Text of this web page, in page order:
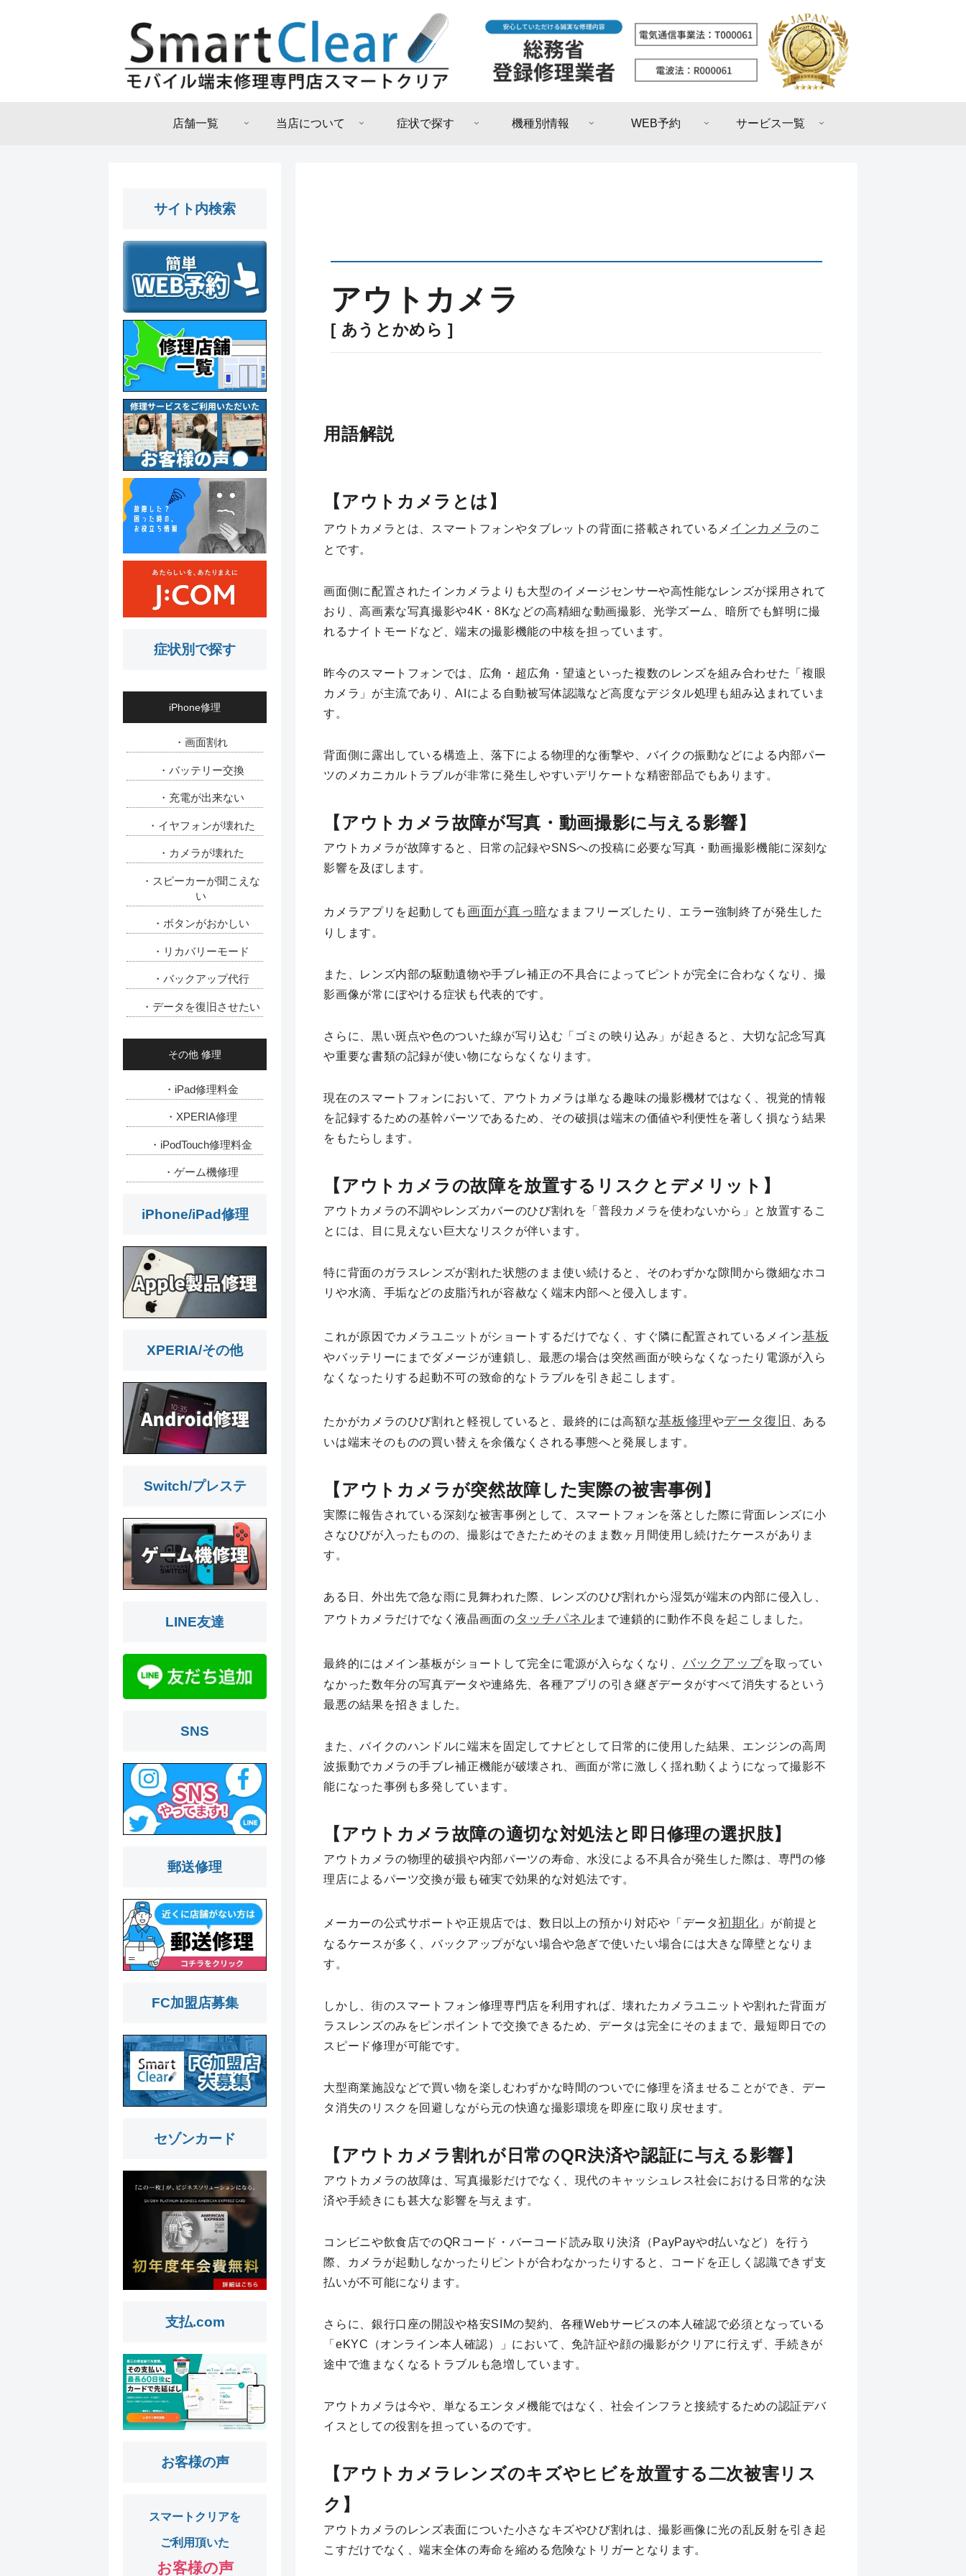
店舗一覧 当店について 症状で探す 機種別情報 WEB予約 サービス一覧
アウトカメラ
[ あうとかめら ]
用語解説
【アウトカメラとは】
アウトカメラとは、スマートフォンやタブレットの背面に搭載されているメ インカメラのこ
とです。
画面側に配置されたインカメラよりも大型のイメージセンサーや高性能なレンズが採用されて
おり、高画素な写真撮影や4K・8Kなどの高精細な動画撮影、光学ズーム、暗所でも鮮明に撮
れるナイトモードなど、端末の撮影機能の中核を担っています。
昨今のスマートフォンでは、広角・超広角・望遠といった複数のレンズを組み合わせた「複眼
カメラ」が主流であり、AIによる自動被写体認識など高度なデジタル処理も組み込まれていま
す。
背面側に露出している構造上、落下による物理的な衝撃や、バイクの振動などによる内部パー
ツのメカニカルトラブルが非常に発生しやすいデリケートな精密部品でもあります。
【アウトカメラ故障が写真・動画撮影に与える影響】
アウトカメラが故障すると、日常の記録やSNSへの投稿に必要な写真・動画撮影機能に深刻な
影響を及ぼします。
カメラアプリを起動しても 画面が真っ暗なままフリーズしたり、エラー強制終了が発生した
りします。
また、レンズ内部の駆動遺物や手ブレ補正の不具合によってピントが完全に合わなくなり、撮
影画像が常にぼやける症状も代表的です。
さらに、黒い斑点や色のついた線が写り込む「ゴミの映り込み」が起きると、大切な記念写真
や重要な書類の記録が使い物にならなくなります。
現在のスマートフォンにおいて、アウトカメラは単なる趣味の撮影機材ではなく、視覚的情報
を記録するための基幹パーツであるため、その破損は端末の価値や利便性を著しく損なう結果
をもたらします。
【アウトカメラの故障を放置するリスクとデメリット】
アウトカメラの不調やレンズカバーのひび割れを「普段カメラを使わないから」と放置するこ
とには、目に見えない巨大なリスクが伴います。
特に背面のガラスレンズが割れた状態のまま使い続けると、そのわずかな隙間から微細なホコ
リや水滴、手垢などの皮脂汚れが容赦なく端末内部へと侵入します。
これが原因でカメラユニットがショートするだけでなく、すぐ隣に配置されているメイン基板
やバッテリーにまでダメージが連鎖し、最悪の場合は突然画面が映らなくなったり電源が入ら
なくなったりする起動不可の致命的なトラブルを引き起こします。
たかがカメラのひび割れと軽視していると、最終的には高額な基板修理やデータ復旧
、ある
いは端末そのものの買い替えを余儀なくされる事態へと発展します。
【アウトカメラが突然故障した実際の被害事例】
実際に報告されている深刻な被害事例として、スマートフォンを落とした際に背面レンズに小
さなひびが入ったものの、撮影はできたためそのまま数ヶ月間使用し続けたケースがありま
す。
ある日、外出先で急な雨に見舞われた際、レンズのひび割れから湿気が端末の内部に侵入し、
アウトカメラだけでなく液晶画面のタッチパネルまで連鎖的に動作不良を起こしました。
最終的にはメイン基板がショートして完全に電源が入らなくなり、 バックアップを取ってい
なかった数年分の写真データや連絡先、各種アプリの引き継ぎデータがすべて消失するという
最悪の結果を招きました。
また、バイクのハンドルに端末を固定してナビとして日常的に使用した結果、エンジンの高周
波振動でカメラの手ブレ補正機能が破壊され、画面が常に激しく揺れ動くようになって撮影不
能になった事例も多発しています。
【アウトカメラ故障の適切な対処法と即日修理の選択肢】
アウトカメラの物理的破損や内部パーツの寿命、水没による不具合が発生した際は、専門の修
理店によるパーツ交換が最も確実で効果的な対処法です。
メーカーの公式サポートや正規店では、数日以上の預かり対応や「データ初期化 」が前提と
なるケースが多く、バックアップがない場合や急ぎで使いたい場合には大きな障壁となりま
す。
しかし、街のスマートフォン修理専門店を利用すれば、壊れたカメラユニットや割れた背面ガ
ラスレンズのみをピンポイントで交換できるため、データは完全にそのままで、最短即日での
スピード修理が可能です。
大型商業施設などで買い物を楽しむわずかな時間のついでに修理を済ませることができ、デー
タ消失のリスクを回避しながら元の快適な撮影環境を即座に取り戻せます。
【アウトカメラ割れが日常のQR決済や認証に与える影響】
アウトカメラの故障は、写真撮影だけでなく、現代のキャッシュレス社会における日常的な決
済や手続きにも甚大な影響を与えます。
コンビニや飲食店でのQRコード・バーコード読み取り決済（PayPayやd払いなど）を行う
際、カメラが起動しなかったりピントが合わなかったりすると、コードを正しく認識できず支
払いが不可能になります。
さらに、銀行口座の開設や格安SIMの契約、各種Webサービスの本人確認で必須となっている
「eKYC（オンライン本人確認）」において、免許証や顔の撮影がクリアに行えず、手続きが
途中で進まなくなるトラブルも急増しています。
アウトカメラは今や、単なるエンタメ機能ではなく、社会インフラと接続するための認証デバ
イスとしての役割を担っているのです。
【アウトカメラレンズのキズやヒビを放置する二次被害リス
ク】
アウトカメラのレンズ表面についた小さなキズやひび割れは、撮影画像に光の乱反射を引き起
こすだけでなく、端末全体の寿命を縮める危険なトリガーとなります。
サイト内検索
症状別で探す
iPhone修理
・画面割れ
・バッテリー交換
・充電が出来ない
・イヤフォンが壊れた
・カメラが壊れた
・スピーカーが聞こえな
い
・ボタンがおかしい
・リカバリーモード
・バックアップ代行
・データを復旧させたい
その他 修理
・iPad修理料金
・XPERIA修理
・iPodTouch修理料金
・ゲーム機修理
iPhone/iPad修理
XPERIA/その他
Switch/プレステ
LINE友達
SNS
郵送修理
FC加盟店募集
セゾンカード
支払.com
お客様の声
スマートクリアを
ご利用頂いた
お客様の声